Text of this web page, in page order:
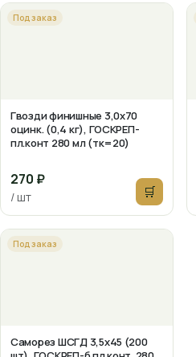
Под заказ
Гвозди финишные 3,0х70
оцинк. (0,4 кг), ГОСКРЕП-
пл.конт 280 мл (тк=20)
270 ₽
/ шт 🛒
Под заказ
Саморез ШСГД 3,5х45 (200